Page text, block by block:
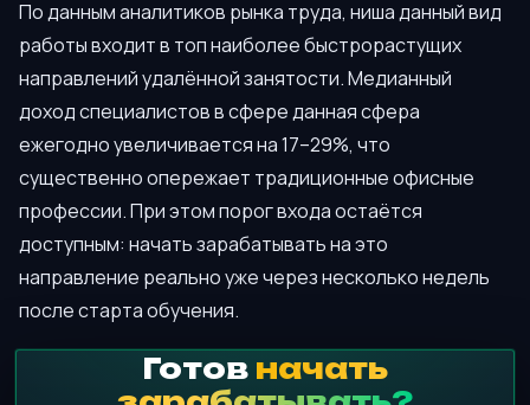
По данным аналитиков рынка труда, ниша данный вид
работы входит в топ наиболее быстрорастущих
направлений удалённой занятости. Медианный
доход специалистов в сфере данная сфера
ежегодно увеличивается на 17–29%, что
существенно опережает традиционные офисные
профессии. При этом порог входа остаётся
доступным: начать зарабатывать на это
направление реально уже через несколько недель
после старта обучения.
Готов начать